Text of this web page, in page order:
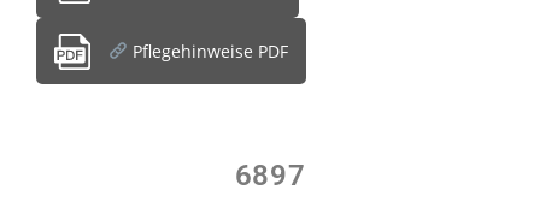
Pflegehinweise PDF
6897